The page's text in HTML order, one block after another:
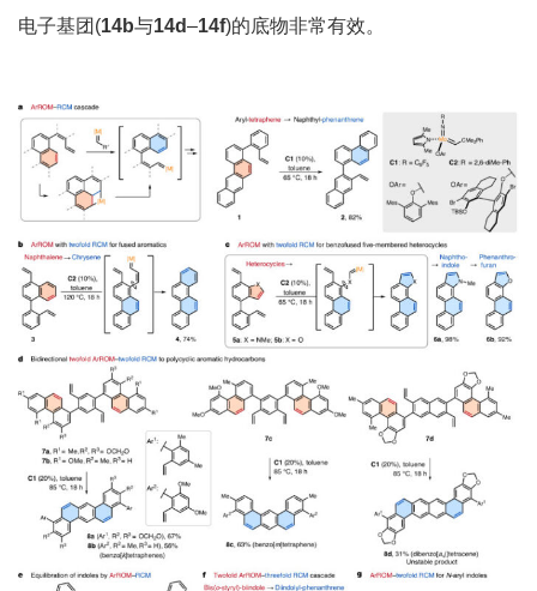
电子基团(14b与14d–14f)的底物非常有效。